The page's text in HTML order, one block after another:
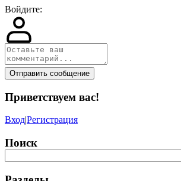
Войдите:
Отправить сообщение
Приветствуем вас!
Вход|Регистрация
Поиск